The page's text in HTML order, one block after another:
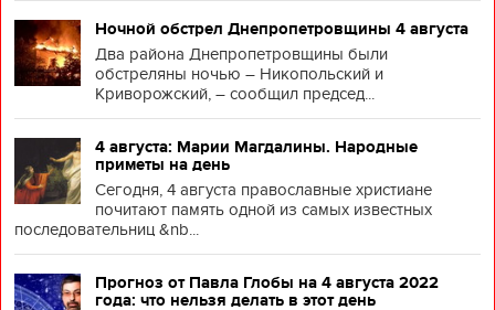
Ночной обстрел Днепропетровщины 4 августа
Два района Днепропетровщины были
обстреляны ночью – Никопольский и
Криворожский, – сообщил председ...
4 августа: Марии Магдалины. Народные
приметы на день
Сегодня, 4 августа православные христиане
почитают память одной из самых известных
последовательниц &nb...
Прогноз от Павла Глобы на 4 августа 2022
года: что нельзя делать в этот день